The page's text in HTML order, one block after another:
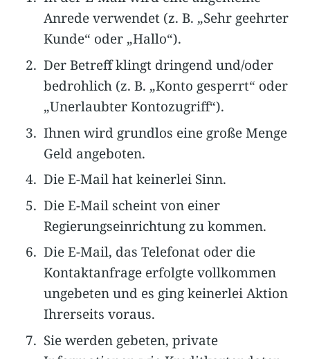
Anrede verwendet (z. B. „Sehr geehrter
Kunde“ oder „Hallo“).
Der Betreff klingt dringend und/oder
bedrohlich (z. B. „Konto gesperrt“ oder
„Unerlaubter Kontozugriff“).
Ihnen wird grundlos eine große Menge
Geld angeboten.
Die E-Mail hat keinerlei Sinn.
Die E-Mail scheint von einer
Regierungseinrichtung zu kommen.
Die E-Mail, das Telefonat oder die
Kontaktanfrage erfolgte vollkommen
ungebeten und es ging keinerlei Aktion
Ihrerseits voraus.
Sie werden gebeten, private